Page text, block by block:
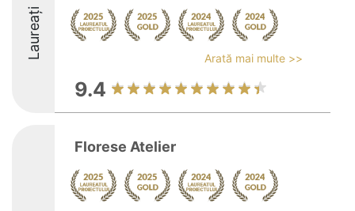
Laureați Arată mai multe >>
9.4
Florese Atelier